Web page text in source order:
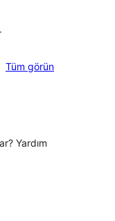
Tüm değerlendirmeleri
görün
Yardım